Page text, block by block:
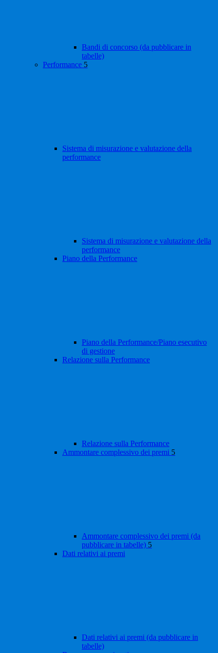
Bandi di concorso (da pubblicare in
tabelle)
Performance 5
Sistema di misurazione e valutazione della
performance
Sistema di misurazione e valutazione della
performance
Piano della Performance
Piano della Performance/Piano esecutivo
di gestione
Relazione sulla Performance
Relazione sulla Performance
Ammontare complessivo dei premi 5
Ammontare complessivo dei premi (da
pubblicare in tabelle) 5
Dati relativi ai premi
Dati relativi ai premi (da pubblicare in
tabelle)